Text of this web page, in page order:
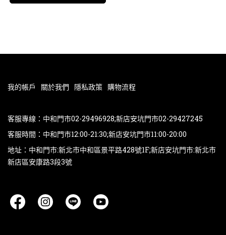
我的帳戶 關於我們 隱私政策 購物流程
客服專線：中和門市02-29496928;新店安坑門市02-29427245
客服時間：中和門市12:00-21:30;新店安坑門市11:00-20:00
地址：中和門市:新北市中和區景平路428號1F;新店安坑門市:新北市
新店區安康路3段3號